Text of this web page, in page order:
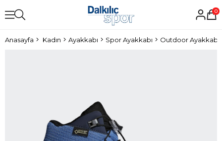
0
Anasayfa Kadın Ayakkabı Spor Ayakkabı Outdoor Ayakkabı